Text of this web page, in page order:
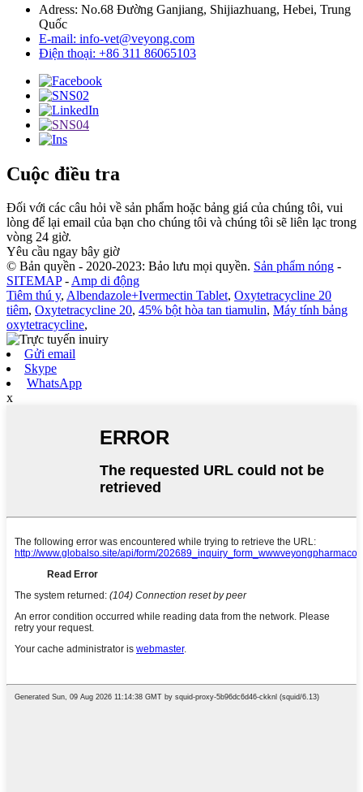
Adress: No.68 Đường Ganjiang, Shijiazhuang, Hebei, Trung
Quốc
E-mail: info-vet@veyong.com
Điện thoại: +86 311 86065103
Cuộc điều tra
Đối với các câu hỏi về sản phẩm hoặc bảng giá của chúng tôi, vui
lòng để lại email của bạn cho chúng tôi và chúng tôi sẽ liên lạc trong
vòng 24 giờ.
Yêu cầu ngay bây giờ
© Bản quyền - 2020-2023: Bảo lưu mọi quyền. Sản phẩm nóng -
SITEMAP-Amp di động
Tiêm thú y, Albendazole+Ivermectin Tablet, Oxytetracycline 20
tiêm, Oxytetracycline 20, 45% bột hòa tan tiamulin, Máy tính bảng
oxytetracycline,
Gửi email
Skype
WhatsApp
x